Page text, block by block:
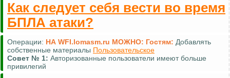
Как следует себя вести во время
БПЛА атаки?
Операции: НА WFI.lomasm.ru МОЖНО: Гостям:
Комментировать (почти везде)
Совет № 2: Для удобной навигации используйтекарту сайта